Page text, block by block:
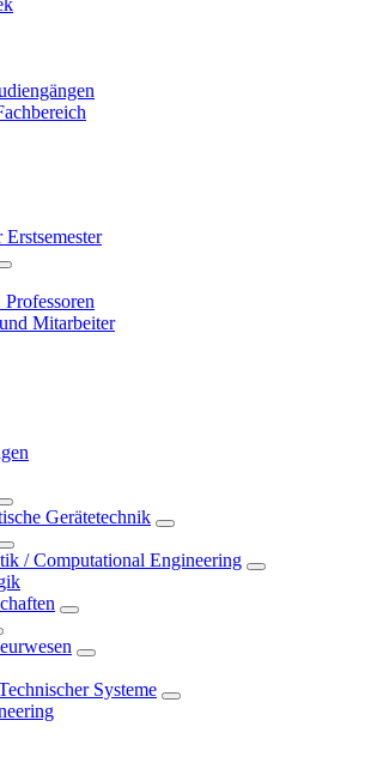
Mitarbeiter
Gerätetechnik
/ Computational Engineering
Systeme